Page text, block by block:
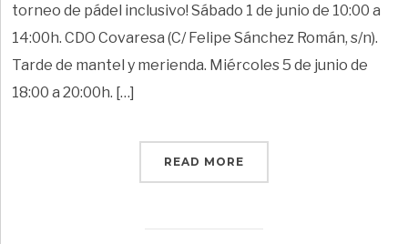
torneo de pádel inclusivo! Sábado 1 de junio de 10:00 a
14:00h. CDO Covaresa (C/ Felipe Sánchez Román, s/n).
Tarde de mantel y merienda. Miércoles 5 de junio de
18:00 a 20:00h. […]
READ MORE